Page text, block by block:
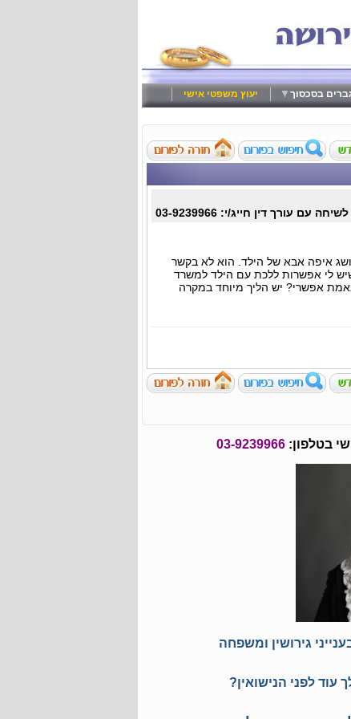
גברים בסכסוך יעוץ משפטי אישי
לשיחה עם עורך דין חייג/י: 03-9239966
בן 5 וחצי. אני גרושה 3 שנים ואין לי מושג איפה אבא של הילד. הוא לא בקשר
שיש לי אפשרות ללכת עם הילד למשרד
אפשרי? יש הליך מיוחד במקרה
בטלפון:03-9239966
גירושין ומשפחה
לפני הנישואין?